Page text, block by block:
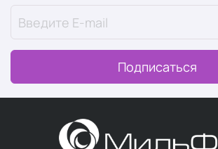
Подписаться